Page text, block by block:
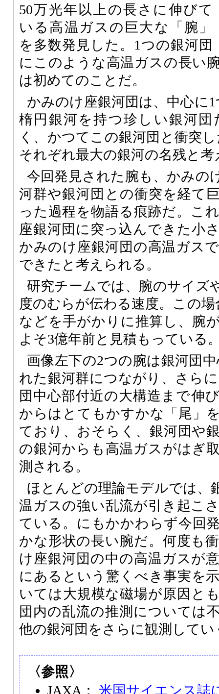
50万光年以上の長さに伸びて
いる高温ガスの巨大な「腕」
を多数発見した。1つの銀河団
にこのような高温ガスの長い
は初めてのことだ。
かみのけ座銀河団は、中心に
楕円銀河を持つ珍しい銀河
く、かつてこの銀河団と衝突
それぞれ最大の銀河の名残と
今回発見された腕も、かみの
河群や銀河団との衝突を経て
った過程を物語る痕跡だ。こ
座銀河団に突っ込んできた小
かみのけ座銀河団の高温ガス
できたと考えられる。
研究チームでは、腕のサイズ
度のむらが伝わる速度。この場
などを手がかりに推算し、腕
よそ3億年前と見積もっている
画像左下の2つの腕は銀河団
れた銀河群につながり、さら
団中心部付近の大構造まで伸
からはとてもかすかな「尾」
ており、おそらく、銀河団や
の銀河からも高温ガスがはぎ
測される。
ほとんどの理論モデルでは、
温ガスの強い乱流が引き起こ
ている。にもかかわらず今回
かな形状の長い腕だ。何度も
け座銀河団の中の高温ガスが
にあるという驚くべき事実を
いては大規模な磁場が原因と
団内の乱流の推測については
他の銀河団をさらに観測して
〈参照〉
JAXA： 米国サイエンス誌